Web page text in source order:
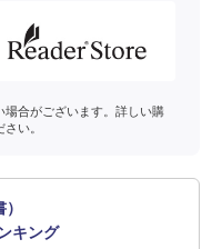
合がございます。詳しい購
い。
キング